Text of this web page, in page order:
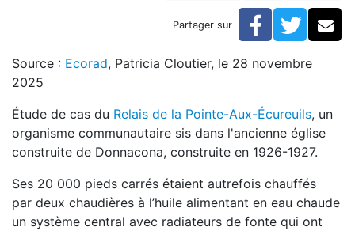
Partager sur Facebook
Source : Ecorad, Patricia Cloutier, le 28 novembre
2025
Étude de cas du Relais de la Pointe-Aux-Écureuils, un
organisme communautaire sis dans l'ancienne église
construite de Donnacona, construite en 1926-1927.
Ses 20 000 pieds carrés étaient autrefois chauffés
par deux chaudières à l’huile alimentant en eau chaude
un système central avec radiateurs de fonte qui ont